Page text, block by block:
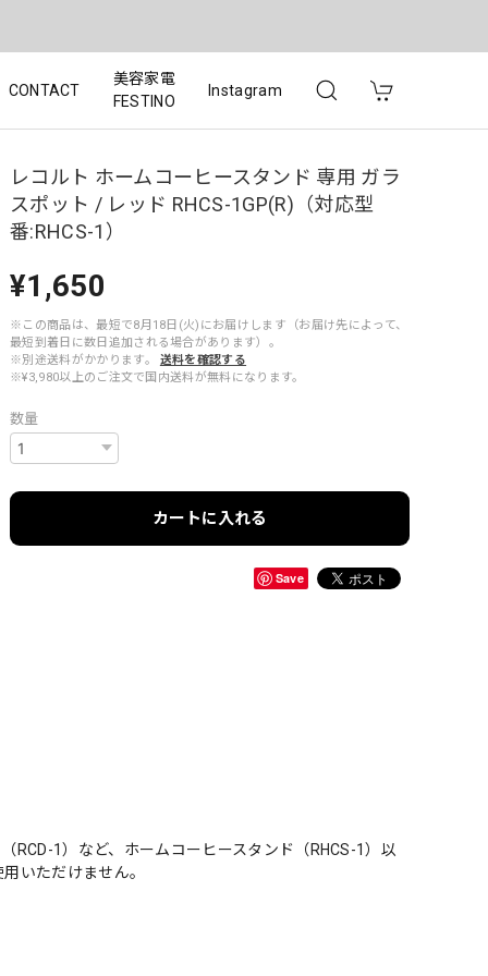
CONTACT
美容家電
FESTINO
Instagram
レコルト ホームコーヒースタンド 専用 ガラ
スポット / レッド RHCS-1GP(R)（対応型
番:RHCS-1）
¥1,650
※この商品は、最短で8月18日(火)にお届けします（お届け先によって、
最短到着日に数日追加される場合があります）。
※別途送料がかかります。
送料を確認する
※¥3,980以上のご注文で国内送料が無料になります。
数量
カートに入れる
Save
1）など、ホームコーヒースタンド（RHCS-1）以
いただけません。